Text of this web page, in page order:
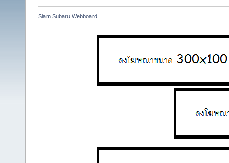
Siam Subaru Webboard